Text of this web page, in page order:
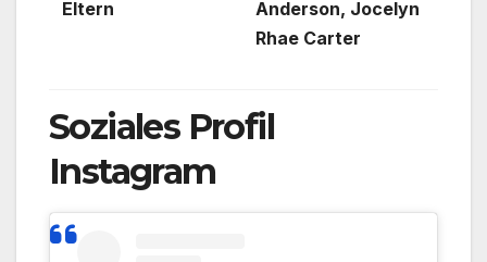
Eltern
Anderson, Jocelyn
Rhae Carter
Soziales Profil
Instagram